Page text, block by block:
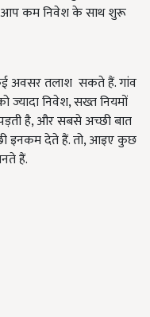
आप कम निवेश के साथ शुरू
अवसर तलाश सकते हैं. गांव
निवेश, सख्त नियमों
है, और सबसे अच्छी बात
इनकम देते हैं. तो, आइए कुछ
हैं.